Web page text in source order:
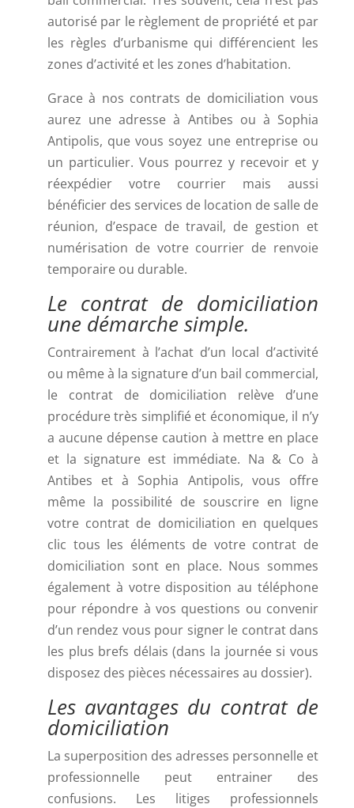
autorisé par le règlement de propriété et par
les règles d’urbanisme qui différencient les
zones d’activité et les zones d’habitation.
Grace à nos contrats de domiciliation vous
aurez une adresse à Antibes ou à Sophia
Antipolis, que vous soyez une entreprise ou
un particulier. Vous pourrez y recevoir et y
réexpédier votre courrier mais aussi
bénéficier des services de location de salle de
réunion, d’espace de travail, de gestion et
numérisation de votre courrier de renvoie
temporaire ou durable.
Le contrat de domiciliation
une démarche simple.
Contrairement à l’achat d’un local d’activité
ou même à la signature d’un bail commercial,
le contrat de domiciliation relève d’une
procédure très simplifié et économique, il n’y
a aucune dépense caution à mettre en place
et la signature est immédiate. Na & Co à
Antibes et à Sophia Antipolis, vous offre
même la possibilité de souscrire en ligne
votre contrat de domiciliation en quelques
clic tous les éléments de votre contrat de
domiciliation sont en place. Nous sommes
également à votre disposition au téléphone
pour répondre à vos questions ou convenir
d’un rendez vous pour signer le contrat dans
les plus brefs délais (dans la journée si vous
disposez des pièces nécessaires au dossier).
Les avantages du contrat de
domiciliation
La superposition des adresses personnelle et
professionnelle peut entrainer des
confusions. Les litiges professionnels